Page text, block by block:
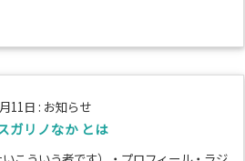
11日 : お知らせ
ガリノなか とは